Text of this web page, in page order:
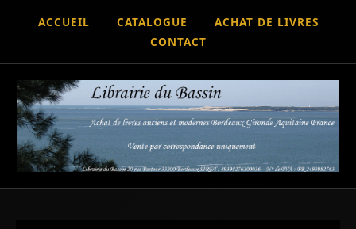
ACCUEIL CATALOGUE
ACHAT DE LIVRES
CONTACT